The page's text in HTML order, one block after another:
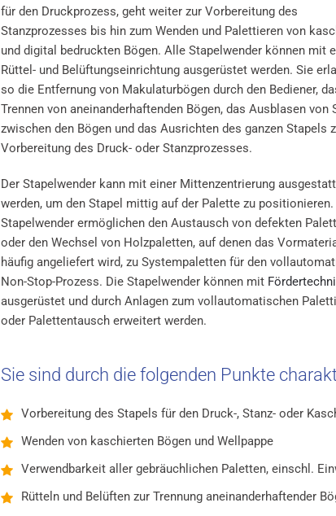
für den Druckprozess, geht weiter zur Vorbereitung des
Stanzprozesses bis hin zum Wenden und Palettieren von
und digital bedruckten Bögen. Alle Stapelwender können mit
Rüttel- und Belüftungseinrichtung ausgerüstet werden. Sie
so die Entfernung von Makulaturbögen durch den Bediener,
Trennen von aneinanderhaftenden Bögen, das Ausblasen von
zwischen den Bögen und das Ausrichten des ganzen Stapels
Vorbereitung des Druck- oder Stanzprozesses.
Der Stapelwender kann mit einer Mittenzentrierung
werden, um den Stapel mittig auf der Palette zu positionieren.
Stapelwender ermöglichen den Austausch von defekten
oder den Wechsel von Holzpaletten, auf denen das
häufig angeliefert wird, zu Systempaletten für den
Non-Stop-Prozess. Die Stapelwender können mit
ausgerüstet und durch Anlagen zum vollautomatischen
oder Palettentausch erweitert werden.
Sie sind durch die folgenden Punkte
Vorbereitung des Stapels für den Druck-, Stanz- oder
Wenden von kaschierten Bögen und Wellpappe
Verwendbarkeit aller gebräuchlichen Paletten, einschl.
Rütteln und Belüften zur Trennung aneinanderhaftender